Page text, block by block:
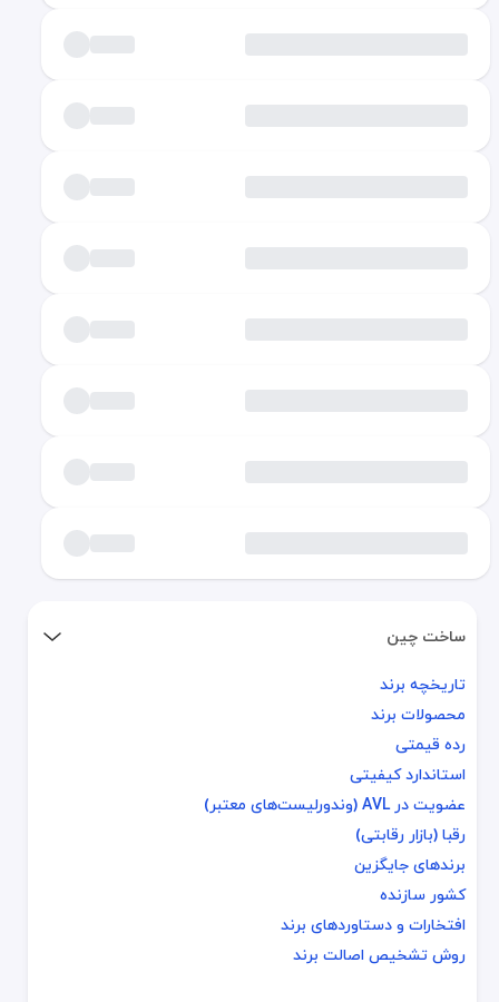
ساخت چین
تاریخچه برند
محصولات برند
رده قیمتی
استاندارد کیفیتی
عضویت در AVL (وندورلیست‌های معتبر)
رقبا (بازار رقابتی)
برندهای جایگزین
کشور سازنده
افتخارات و دستاوردهای برند
روش تشخیص اصالت برند
تاریخچه برند
محصولات برند
رده قیمتی
استاندارد کیفیتی
عضویت در AVL (وندورلیست‌های معتبر)
رقبا (بازار رقابتی)
برندهای جایگزین
کشور سازنده
افتخارات و دستاوردهای برند
روش تشخیص اصالت برند